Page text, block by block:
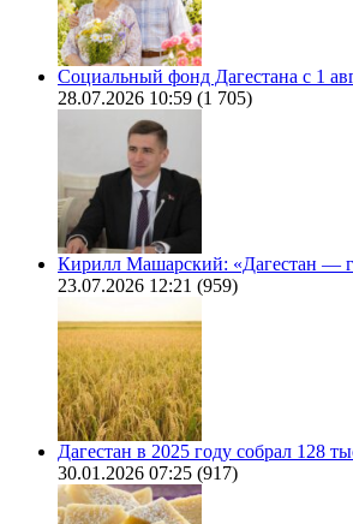
Социальный фонд Дагестана с 1
28.07.2026 10:59 (1 705)
Кирилл Машарский: «Дагестан —
23.07.2026 12:21 (959)
Дагестан в 2025 году собрал 128
30.01.2026 07:25 (917)